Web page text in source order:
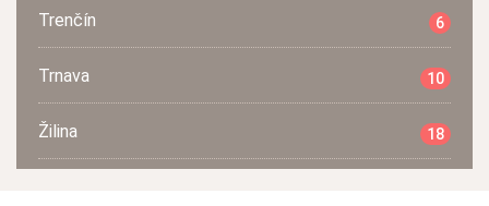
Trenčín 6
Trnava 10
Žilina 18